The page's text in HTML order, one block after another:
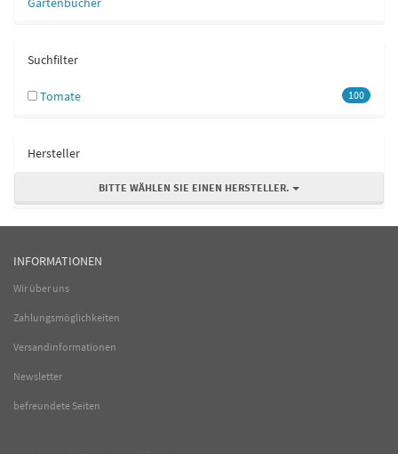
Suchfilter
100
Tomate
Hersteller
BITTE WÄHLEN SIE EINEN HERSTELLER.
INFORMATIONEN
Wir über uns
Zahlungsmöglichkeiten
Versandinformationen
Newsletter
befreundete Seiten